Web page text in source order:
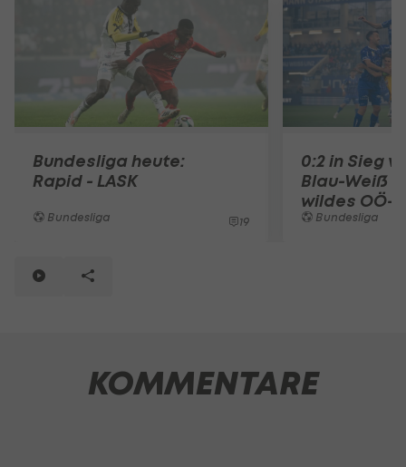
Bundesliga heute:
Rapid - LASK
Bundesliga 19
0:2 in Sieg
Blau-Weiß
wildes OÖ-
Bundesliga
KOMMENTARE